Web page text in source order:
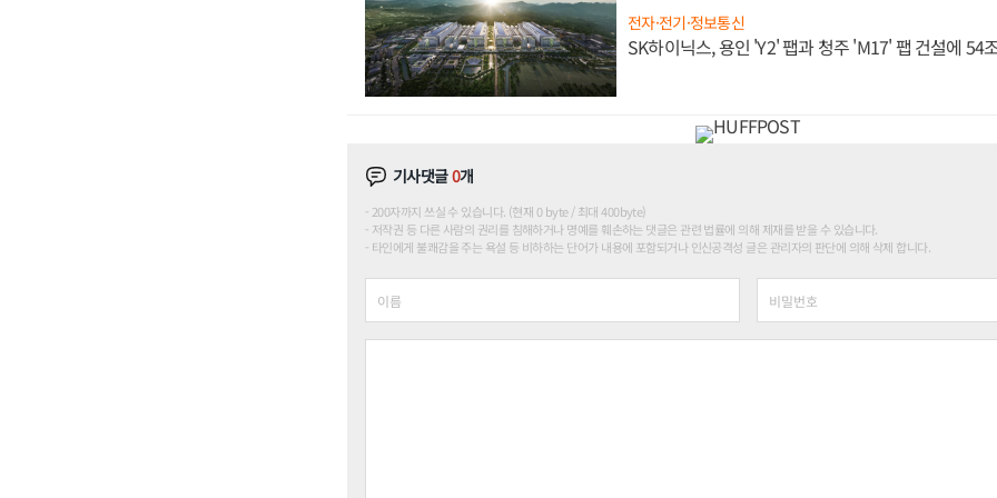
전자·전기·정보통신
SK하이닉스, 용인 'Y2' 팹과 청주 'M17' 팹 건설에 54
기사댓글0개
200자까지 쓰실 수 있습니다. (현재 0 byte / 최대 400byte)
저작권 등 다른 사람의 권리를 침해하거나 명예를 훼손하는 댓글은 관련 법률에 의해 제재를 받을 수 있습니다.
타인에게 불쾌감을 주는 욕설 등 비하하는 단어가 내용에 포함되거나 인신공격성 글은 관리자의 판단에 의해 삭제 합니다.